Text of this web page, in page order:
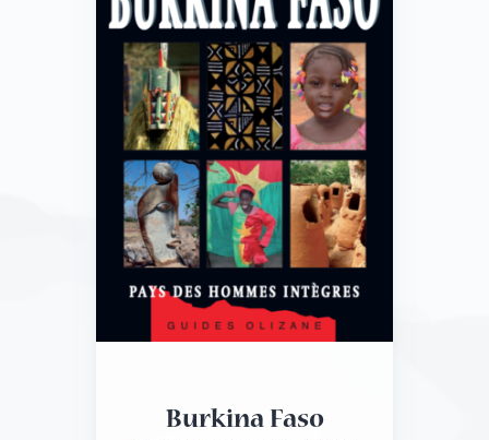
Burkina Faso